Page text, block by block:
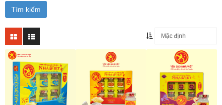
Yến sào Nhà Việt 18%
Yến sào Nhà Việt 15%
Yến sào Nhà Việt 12%
Combo yến lọ Nhà Việt
Yến Yummy Kiddy 18% cho trẻ